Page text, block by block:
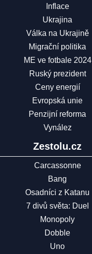
Inflace
Ukrajina
Válka na Ukrajině
Migrační politika
ME ve fotbale 2024
Ruský prezident
Ceny energií
Evropská unie
Penzijní reforma
Vynález
Zestolu.cz
Carcassonne
Bang
Osadníci z Katanu
7 divů světa: Duel
Monopoly
Dobble
Uno